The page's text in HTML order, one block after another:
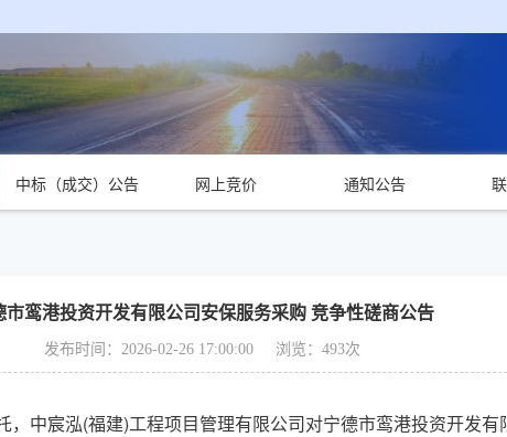
中标（成交）公告 网上竞价 通知公告
市鸾港投资开发有限公司安保服务采购 竞争性磋商公告
发布时间：2026-02-26 17:00:00 浏览：493次
，中宸泓(福建)工程项目管理有限公司对宁德市鸾港投资开发有